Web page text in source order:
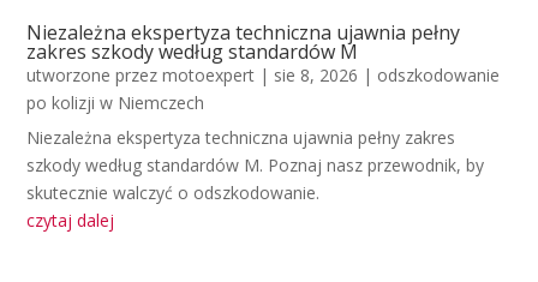
Niezależna ekspertyza techniczna ujawnia pełny
zakres szkody według standardów M
utworzone przezmotoexpert | sie 8, 2026 | odszkodowanie
po kolizji w Niemczech
Niezależna ekspertyza techniczna ujawnia pełny zakres
szkody według standardów M. Poznaj nasz przewodnik, by
skutecznie walczyć o odszkodowanie.
czytaj dalej